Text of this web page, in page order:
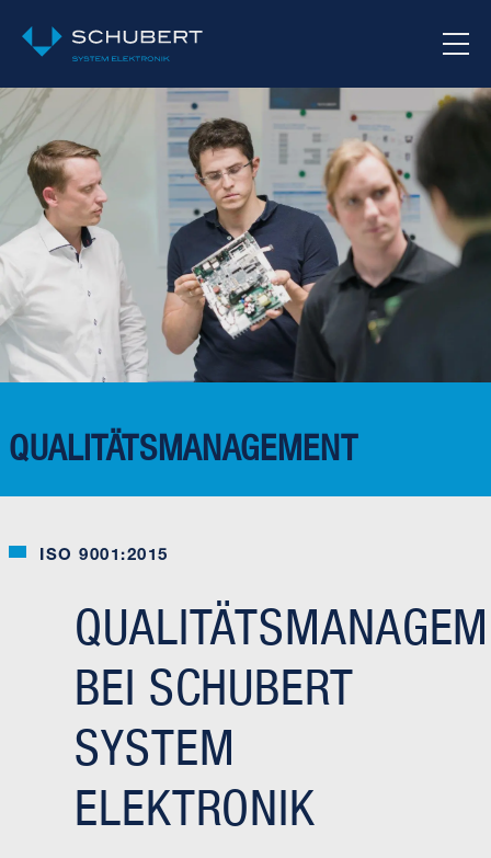
QUALITÄTSMANAGEMENT
ISO 9001:2015
BEI SCHUBERT
SYSTEM
ELEKTRONIK